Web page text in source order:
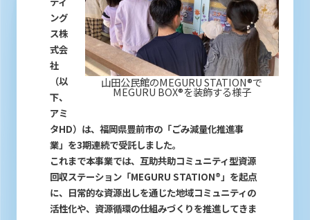
山田公民館のMEGURU STATION®で
MEGURU BOX®を装飾する様子
ング
ス株
式会
社
（以
下、
アミ
タHD）は、福岡県豊前市の「ごみ減量化推進事
業」を3期連続で受託しました。
これまで本事業では、互助共助コミュニティ型資源
回収ステーション「MEGURU STATION®」を起点
に、日常的な資源出しを通じた地域コミュニティの
活性化や、資源循環の仕組みづくりを推進してきま